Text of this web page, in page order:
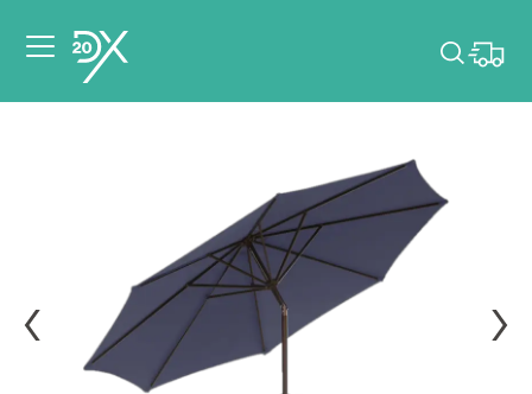
événement.
Choisir mes dates